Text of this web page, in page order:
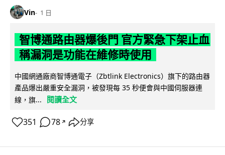
Vin 1 日
智博通路由器爆後門 官方緊急下架止血
稱漏洞是功能在維修時使用
中國網通廠商智博通電子（Zbtlink Electronics）旗下的路由器
產品爆出嚴重安全漏洞，被發現每 35 秒便會與中國伺服器連
線，旗...
閱讀全文
351 78 ↗ 分享